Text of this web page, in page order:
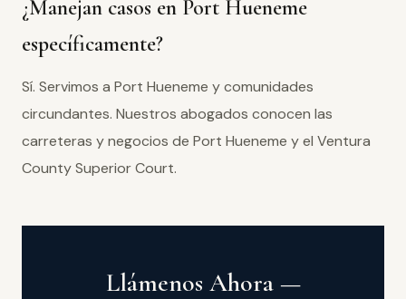
¿Manejan casos en Port Hueneme
específicamente?
Sí. Servimos a Port Hueneme y comunidades
circundantes. Nuestros abogados conocen las
carreteras y negocios de Port Hueneme y el Ventura
County Superior Court.
Llámenos Ahora —